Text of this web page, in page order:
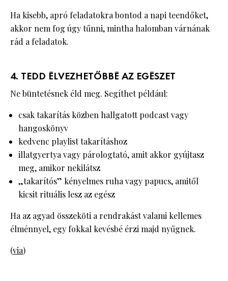
Ha kisebb, apró feladatokra bontod a napi teendőket,
akkor nem fog úgy tűnni, mintha halomban várnának
rád a feladatok.
4. TEDD ÉLVEZHETŐBBÉ AZ EGÉSZET
Ne büntetésnek éld meg. Segíthet például:
csak takarítás közben hallgatott podcast vagy
hangoskönyv
kedvenc playlist takarításhoz
illatgyertya vagy párologtató, amit akkor gyújtasz
meg, amikor nekilátsz
„takarítós” kényelmes ruha vagy papucs, amitől
kicsit rituális lesz az egész
Ha az agyad összeköti a rendrakást valami kellemes
élménnyel, egy fokkal kevésbé érzi majd nyűgnek.
(via)